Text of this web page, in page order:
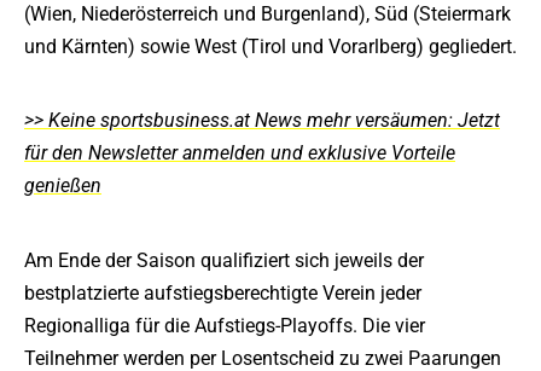
(Wien, Niederösterreich und Burgenland), Süd (Steiermark
und Kärnten) sowie West (Tirol und Vorarlberg) gegliedert.
>> Keine sportsbusiness.at News mehr versäumen: Jetzt
für den Newsletter anmelden und exklusive Vorteile
genießen
Am Ende der Saison qualifiziert sich jeweils der
bestplatzierte aufstiegsberechtigte Verein jeder
Regionalliga für die Aufstiegs-Playoffs. Die vier
Teilnehmer werden per Losentscheid zu zwei Paarungen